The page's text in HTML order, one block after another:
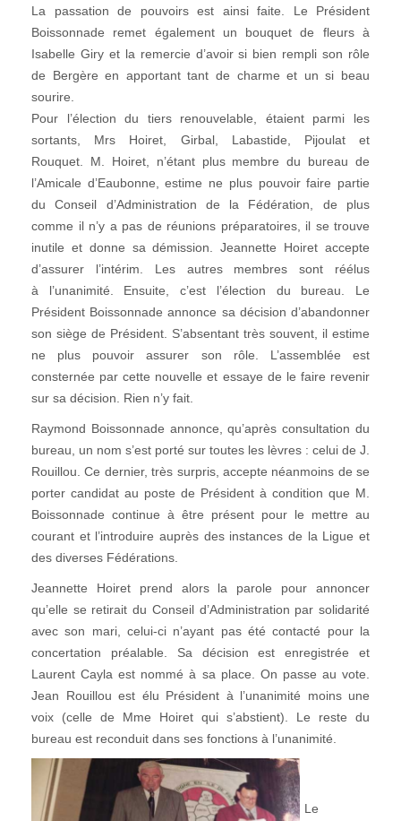
La passation de pouvoirs est ainsi faite. Le Président
Boissonnade remet également un bouquet de fleurs à
Isabelle Giry et la remercie d’avoir si bien rempli son rôle
de Bergère en apportant tant de charme et un si beau
sourire.
Pour l’élection du tiers renouvelable, étaient parmi les
sortants, Mrs Hoiret, Girbal, Labastide, Pijoulat et
Rouquet. M. Hoiret, n’étant plus membre du bureau de
l’Amicale d’Eaubonne, estime ne plus pouvoir faire partie
du Conseil d’Administration de la Fédération, de plus
comme il n’y a pas de réunions préparatoires, il se trouve
inutile et donne sa démission. Jeannette Hoiret accepte
d’assurer l’intérim. Les autres membres sont réélus
à l’unanimité. Ensuite, c’est l’élection du bureau. Le
Président Boissonnade annonce sa décision d’abandonner
son siège de Président. S’absentant très souvent, il estime
ne plus pouvoir assurer son rôle. L’assemblée est
consternée par cette nouvelle et essaye de le faire revenir
sur sa décision. Rien n’y fait.
Raymond Boissonnade annonce, qu’après consultation du
bureau, un nom s’est porté sur toutes les lèvres : celui de J.
Rouillou. Ce dernier, très surpris, accepte néanmoins de se
porter candidat au poste de Président à condition que M.
Boissonnade continue à être présent pour le mettre au
courant et l’introduire auprès des instances de la Ligue et
des diverses Fédérations.
Jeannette Hoiret prend alors la parole pour annoncer
qu’elle se retirait du Conseil d’Administration par solidarité
avec son mari, celui-ci n’ayant pas été contacté pour la
concertation préalable. Sa décision est enregistrée et
Laurent Cayla est nommé à sa place. On passe au vote.
Jean Rouillou est élu Président à l’unanimité moins une
voix (celle de Mme Hoiret qui s’abstient). Le reste du
bureau est reconduit dans ses fonctions à l’unanimité.
Le